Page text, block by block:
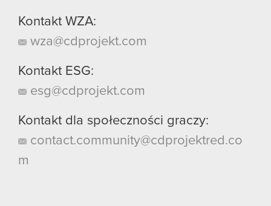
Kontakt WZA:
wza@cdprojekt.com
Kontakt ESG:
esg@cdprojekt.com
Kontakt dla społeczności graczy:
contact.community@cdprojektred.co
m